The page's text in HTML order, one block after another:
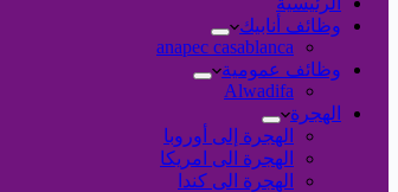
وظائف أنابيك
anapec casablanca
وظائف عمومية
Alwadifa
الهجرة
الهجرة إلى أوروبا
الهجرة الى امريكا
الهجرة الى كندا